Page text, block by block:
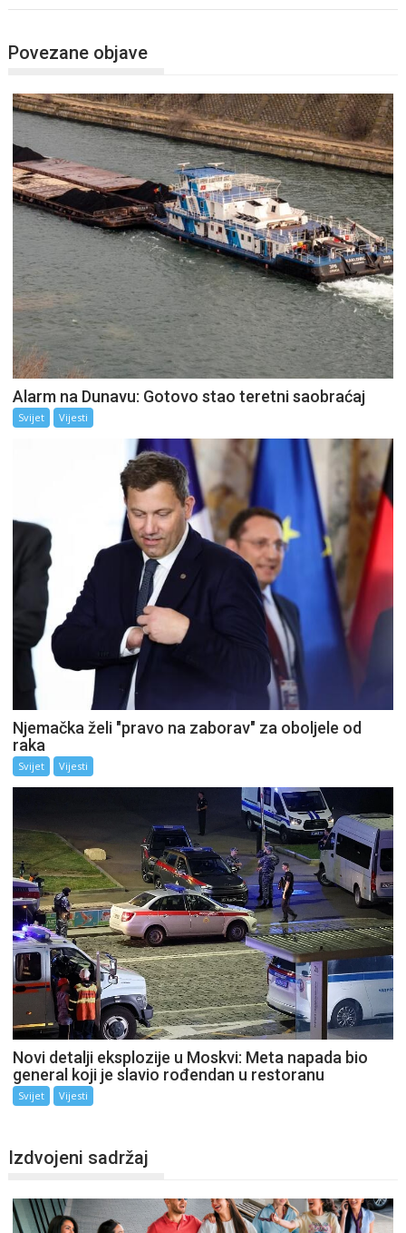
Povezane objave
Alarm na Dunavu: Gotovo stao teretni saobraćaj
Svijet Vijesti
Njemačka želi "pravo na zaborav" za oboljele od
raka
Svijet Vijesti
Novi detalji eksplozije u Moskvi: Meta napada bio
general koji je slavio rođendan u restoranu
Svijet Vijesti
Izdvojeni sadržaj